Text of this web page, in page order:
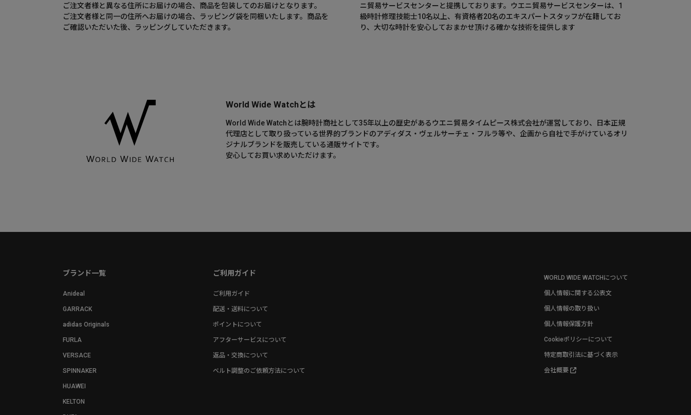
ご注文者様と異なる住所にお届けの場合、商品を包装してのお届けとなります。
ご注文者様と同一の住所へお届けの場合、ラッピング袋を同梱いたします。商品を
ご確認いただいた後、ラッピングしていただきます。
ニ貿易サービスセンターと提携しております。ウエニ貿易サービスセンターは、1
級時計修理技能士10名以上、有資格者20名のエキスパートスタッフが在籍してお
り、大切な時計を安心しておまかせ頂ける確かな技術を提供します
World Wide Watchとは
World Wide Watchとは腕時計商社として35年以上の歴史があるウエニ貿易タイムピース株式会社が運営しており、日本正規
代理店として取り扱っている世界的ブランドのアディダス・ヴェルサーチェ・フルラ等や、企画から自社で手がけているオリ
ジナルブランドを販売している通販サイトです。
安心してお買い求めいただけます。
ブランド一覧
Anideal
GARRACK
adidas Originals
FURLA
VERSACE
SPINNAKER
HUAWEI
KELTON
ご利用ガイド
ご利用ガイド
配送・送料について
ポイントについて
アフターサービスについて
返品・交換について
ベルト調整のご依頼方法について
WORLD WIDE WATCHについて
個人情報に関する公表文
個人情報の取り扱い
個人情報保護方針
Cookieポリシーについて
特定商取引法に基づく表示
会社概要